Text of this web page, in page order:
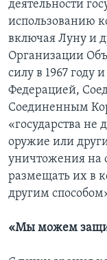
деятельности
использованию
включая Луну и
Организации
силу в 1967 году
Федерацией,
Соединенным
«государства
оружие или
уничтожения на
размещать их в
другим
«Мы можем